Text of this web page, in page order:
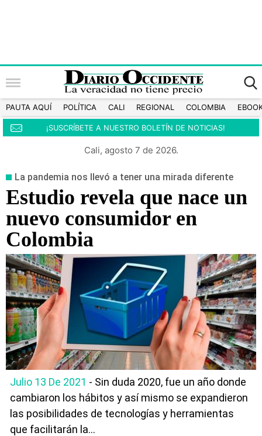
PAUTA AQUÍ POLÍTICA CALI REGIONAL COLOMBIA
¡SUSCRÍBETE A NUESTRO BOLETÍN DE NOTICIAS!
Cali, agosto 7 de 2026.
La pandemia nos llevó a tener una mirada diferente
Estudio revela que nace un
nuevo consumidor en
Colombia
Julio 13 De 2021 - Sin duda 2020, fue un año donde
cambiaron los hábitos y así mismo se expandieron
las posibilidades de tecnologías y herramientas
que facilitarán la...